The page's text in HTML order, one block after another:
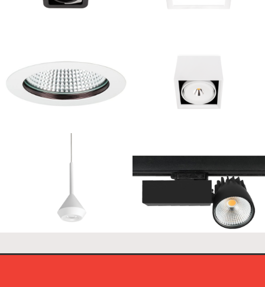
SPOT LED
CARDAN LED
DALLE LED
DOWNLIGHT LED CARDAN LED